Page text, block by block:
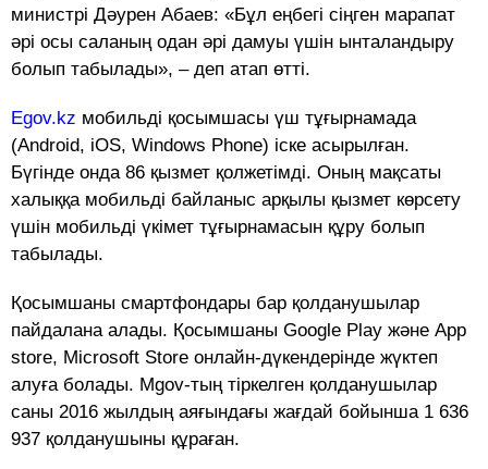
министрі Дәурен Абаев: «Бұл еңбегі сіңген марапат
әрі осы саланың одан әрі дамуы үшін ынталандыру
болып табылады», – деп атап өтті.
Egov.kz мобильді қосымшасы үш тұғырнамада
(Android, iOS, Windows Phone) іске асырылған.
Бүгінде онда 86 қызмет қолжетімді. Оның мақсаты
халыққа мобильді байланыс арқылы қызмет көрсету
үшін мобильді үкімет тұғырнамасын құру болып
табылады.
Қосымшаны смартфондары бар қолданушылар
пайдалана алады. Қосымшаны Google Play және App
store, Microsoft Store онлайн-дүкендерінде жүктеп
алуға болады. Mgov-тың тіркелген қолданушылар
саны 2016 жылдың аяғындағы жағдай бойынша 1 636
937 қолданушыны құраған.